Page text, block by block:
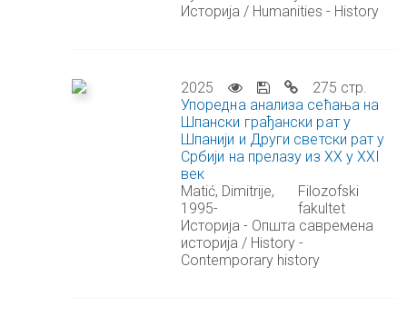
Историја / Humanities - History
2025
275 стр.
Упоредна анализа сећања на
Шпански грађански рат у
Шпанији и Други светски рат у
Србији на прелазу из XX у XXI
век
Matić, Dimitrije,
1995-
Filozofski
fakultet
Историја - Општа савремена
историја / History -
Contemporary history